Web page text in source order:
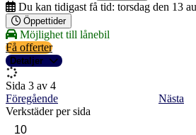
Du kan tidigast få tid: torsdag den 13
Öppettider
Möjlighet till lånebil
Få offerter
Detaljer
Sida 3 av 4
Föregående
Nästa
Verkstäder per sida